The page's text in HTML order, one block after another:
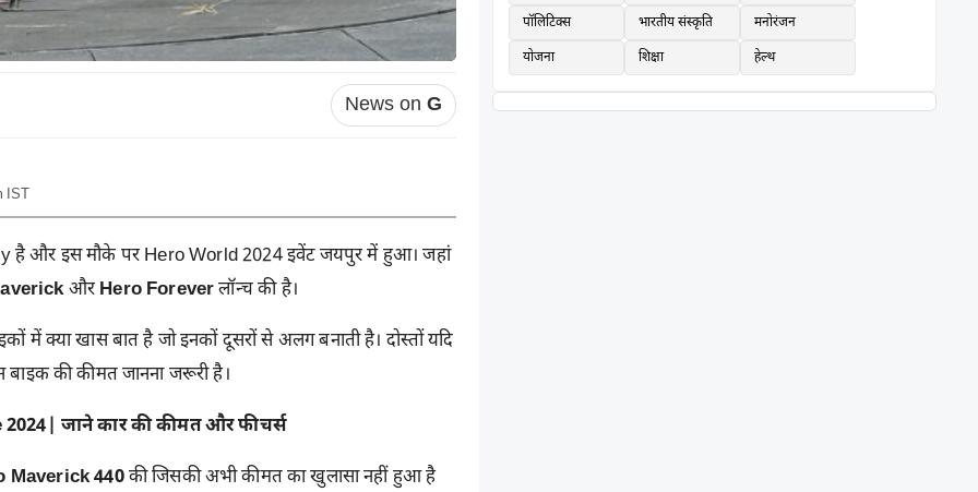
News onG
IST
है और इस मौके पर Hero World 2024 इवेंट जयपुर में हुआ। जहां
औरHero Foreverलॉन्च की है।
में क्या खास बात है जो इनकों दूसरों से अलग बनाती है। दोस्तों यदि
की कीमत जानना जरूरी है।
जाने कार की कीमत और फीचर्स
Maverick 440की जिसकी अभी कीमत का खुलासा नहीं हुआ है
पॉलिटिक्स
भारतीय संस्कृति
मनोरंजन
योजना
शिक्षा हेल्थ